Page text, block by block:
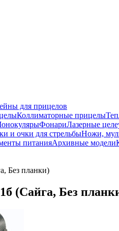
для прицелов
Коллиматорные прицелы
ФонариЛазерные
и очки для стрельбыНожи,
питанияАрхивные модели
Без планки)
(Сайга, Без